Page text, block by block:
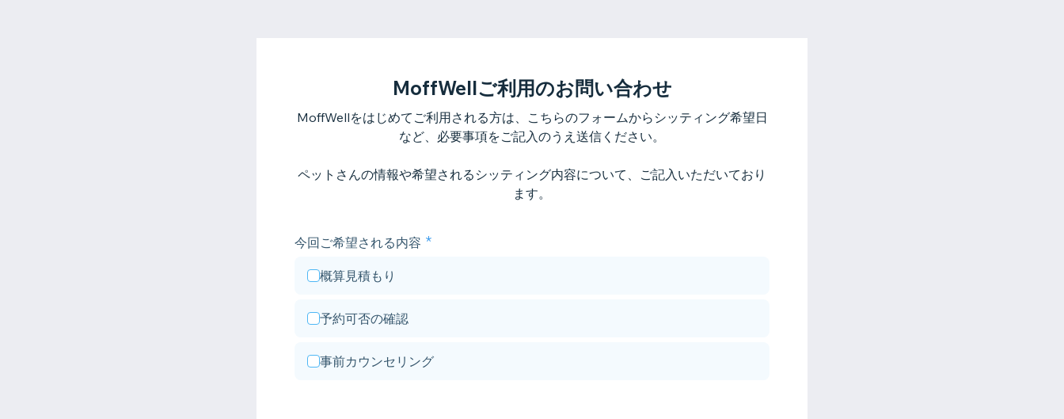
MoffWellご利用のお問い合わせ
MoffWellをはじめてご利用される方は、こちらのフォームからシッティング希望日
など、必要事項をご記入のうえ送信ください。
ペットさんの情報や希望されるシッティング内容について、ご記入いただいており
ます。
今回ご希望される内容
概算見積もり
予約可否の確認
事前カウンセリング